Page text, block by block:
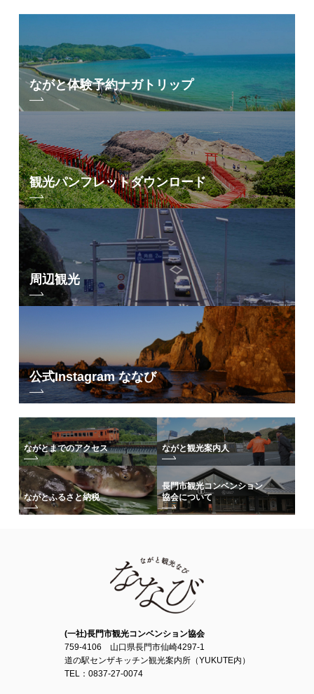
ながと体験予約ナガトリップ
観光パンフレットダウンロード
周辺観光
公式Instagram ななび
ながとまでのアクセス ながと観光案内人
ながとふるさと納税
長門市観光コンベンション
協会について
(一社)長門市観光コンベンション協会
759-4106 山口県長門市仙崎4297-1
道の駅センザキッチン観光案内所（YUKUTE内）
TEL：0837-27-0074